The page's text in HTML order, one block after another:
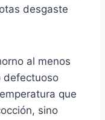
desgaste
al menos
defectuoso
que
sino